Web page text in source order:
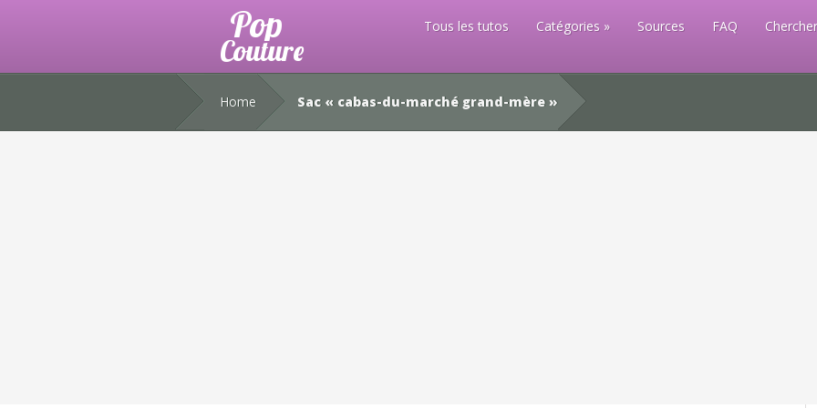
Tous les tutos Catégories Sources FAQ
Home Sac « cabas-du-marché grand-mère »